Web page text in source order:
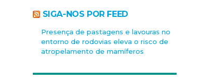
SIGA-NOS POR FEED
Presença de pastagens e lavouras no
entorno de rodovias eleva o risco de
atropelamento de mamíferos